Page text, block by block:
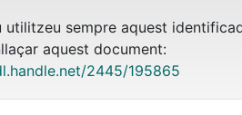
utilitzeu sempre aquest
aquest document:
2445/195865